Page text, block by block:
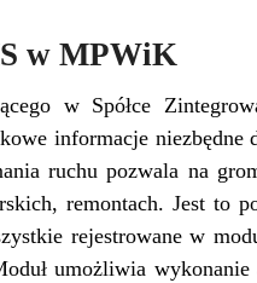
w MPWiK
w Spółce
informacje
ruchu pozwala na
remontach. Jest to
rejestrowane w
umożliwia